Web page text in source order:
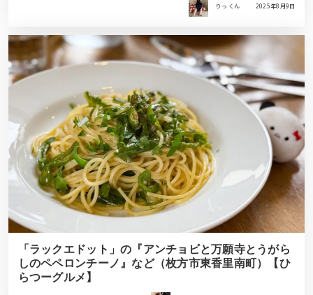
りっ くん 2025年8月9日
「ラックエドット」の『アンチョビと万願寺とうがら
しのペペロンチーノ』など（枚方市東香里南町）【ひ
らつーグルメ】